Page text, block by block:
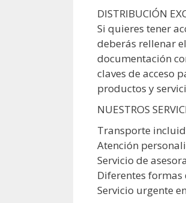
DISTRIBUCIÓN
Si quieres tener
deberás rellenar
documentación
claves de acceso
productos y
NUESTROS
Transporte
Atención
Servicio de
Diferentes formas
Servicio urgente